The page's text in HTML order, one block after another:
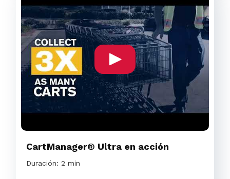
CartManager® Ultra en acción
Duración: 2 min